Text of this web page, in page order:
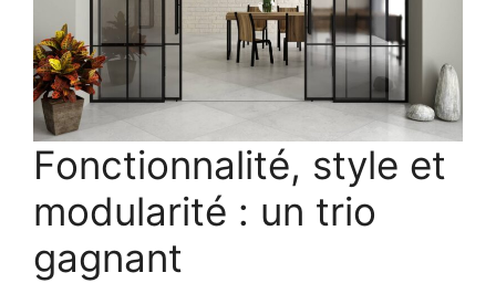
Fonctionnalité, style et
modularité : un trio
gagnant